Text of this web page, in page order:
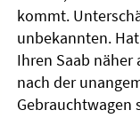
kommt.
unbekannten.
Ihren Saab
nach der
Gebrauchtwagen